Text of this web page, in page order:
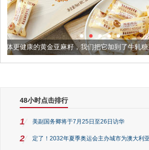
麻籽，我们把它加到了牛轧糖里 被
48小时点击排行
1 美副国务卿将于7月25日至26日访华
2 定了！2032年夏季奥运会主办城市为澳大利